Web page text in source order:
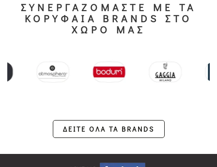
ΣΥΝΕΡΓΑΖΟΜΑΣΤΕ ΜΕ ΤΑ
ΚΟΡΥΦΑΙΑ BRANDS ΣΤΟ
ΧΩΡΟ ΜΑΣ
ΔΕΙΤΕ ΟΛΑ ΤΑ BRANDS